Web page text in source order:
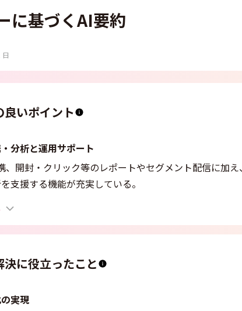
に基づくAI要約
良いポイント
分析と運用サポート
、開封・クリック等のレポートやセグメント配信に加
支援する機能が充実している。
決に役立ったこと
実現